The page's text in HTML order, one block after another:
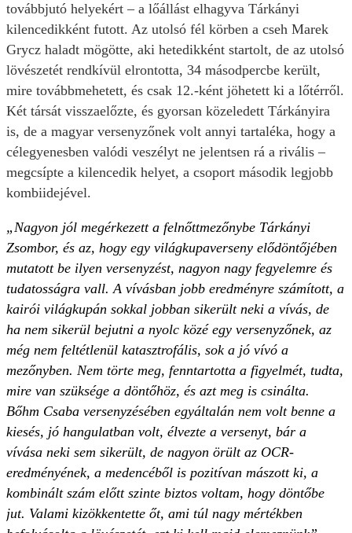
továbbjutó helyekért – a lőállást elhagyva Tárkányi
kilencedikként futott. Az utolsó fél körben a cseh Marek
Grycz haladt mögötte, aki hetedikként startolt, de az utolsó
lövészetét rendkívül elrontotta, 34 másodpercbe került,
mire továbbmehetett, és csak 12.-ként jöhetett ki a lőtérről.
Két társát visszaelőzte, és gyorsan közeledett Tárkányira
is, de a magyar versenyzőnek volt annyi tartaléka, hogy a
célegyenesben valódi veszélyt ne jelentsen rá a rivális –
megcsípte a kilencedik helyet, a csoport második legjobb
kombiidejével.
„Nagyon jól megérkezett a felnőttmezőnybe Tárkányi
Zsombor, és az, hogy egy világkupaverseny elődöntőjében
mutatott be ilyen versenyzést, nagyon nagy fegyelemre és
tudatosságra vall. A vívásban jobb eredményre számított, a
kairói világkupán sokkal jobban sikerült neki a vívás, de
ha nem sikerül bejutni a nyolc közé egy versenyzőnek, az
még nem feltétlenül katasztrofális, sok a jó vívó a
mezőnyben. Nem törte meg, fenntartotta a figyelmét, tudta,
mire van szüksége a döntőhöz, és azt meg is csinálta.
Bőhm Csaba versenyzésében egyáltalán nem volt benne a
kiesés, jó hangulatban volt, élvezte a versenyt, bár a
vívása neki sem sikerült, de nagyon örült az OCR-
eredményének, a medencéből is pozitívan mászott ki, a
kombinált szám előtt szinte biztos voltam, hogy döntőbe
jut. Valami kizökkentette őt, ami túl nagy mértékben